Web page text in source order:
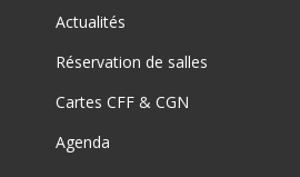
Actualités
Réservation de salles
Cartes CFF & CGN
Agenda